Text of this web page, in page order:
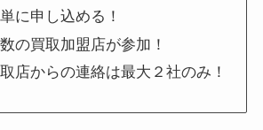
に申し込める！
の買取加盟店が参加！
店からの連絡は最大２社のみ！